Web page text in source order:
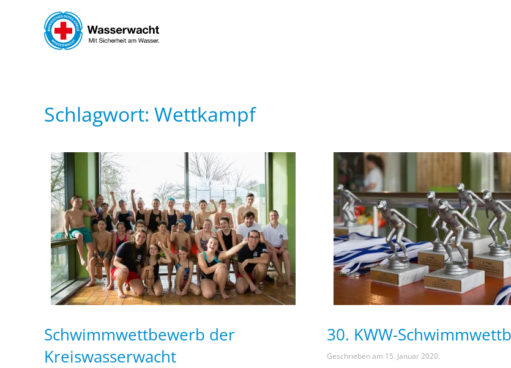
Skip to main content
Schlagwort: Wettkampf
Schwimmwettbewerb der
Kreiswasserwacht
30. KWW-
Geschrieben am 15. Januar 2020.